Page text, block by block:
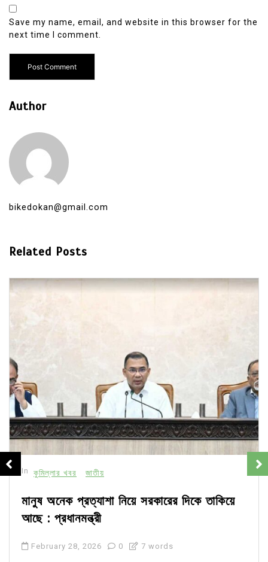
Save my name, email, and website in this browser for the
next time I comment.
Author
bikedokan@gmail.com
Related Posts
In কুমিল্লার খবর জাতীয়
মানুষ অনেক প্রত্যাশা নিয়ে সরকারের দিকে তাকিয়ে
আছে : প্রধানমন্ত্রী
February 28, 2026 0 7 words